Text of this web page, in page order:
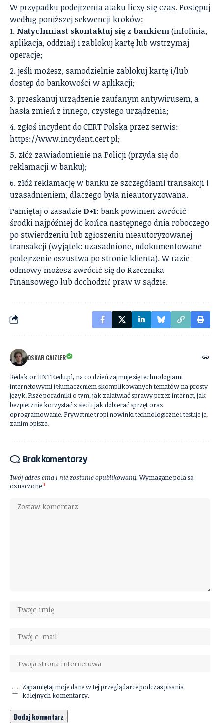
W przypadku podejrzenia ataku liczy się czas. Postępuj
według poniższej sekwencji kroków:
Natychmiast skontaktuj się z bankiem(infolinia,
aplikacja, oddział) i zablokuj kartę lub wstrzymaj
operacje;
jeśli możesz, samodzielnie zablokuj kartę i/lub
dostęp do bankowości w aplikacji;
przeskanuj urządzenie zaufanym antywirusem, a
hasła zmień z innego, czystego urządzenia;
zgłoś incydent do CERT Polska przez serwis:
https://www.incydent.cert.pl;
złóż zawiadomienie na Policji (przyda się do
reklamacji w banku);
złóż reklamację w banku ze szczegółami transakcji i
uzasadnieniem, dlaczego była nieautoryzowana.
Pamiętaj o zasadzie D+1: bank powinien zwrócić
środki najpóźniej do końca następnego dnia roboczego
po stwierdzeniu lub zgłoszeniu nieautoryzowanej
transakcji (wyjątek: uzasadnione, udokumentowane
podejrzenie oszustwa po stronie klienta). W razie
odmowy możesz zwrócić się do Rzecznika
Finansowego lub dochodzić praw w sądzie.
OSKAR GAJZLER
Redaktor IINTE.edu.pl, na co dzień zajmuje się technologiami
internetowymi i tłumaczeniem skomplikowanych tematów na prosty
język. Pisze poradniki o tym, jak załatwiać sprawy przez internet, jak
bezpiecznie korzystać z sieci i jak dobierać sprzęt oraz
oprogramowanie. Prywatnie tropi nowinki technologiczne i testuje je,
zanim opisze.
Brak komentarzy
Twój adres email nie zostanie opublikowany. Wymagane pola są
oznaczone*
Zapamiętaj moje dane w tej przeglądarce podczas pisania
kolejnych komentarzy.